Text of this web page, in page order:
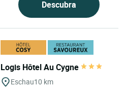
Descubra
Logis Hôtel Au Cygne
Eschau10 km